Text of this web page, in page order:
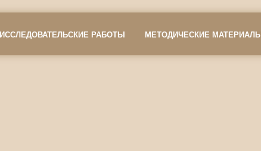
ИССЛЕДОВАТЕЛЬСКИЕ РАБОТЫ МЕТОДИЧЕСКИЕ МАТЕРИАЛЫ